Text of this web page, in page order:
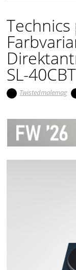
SL-40CBT
Twistedmalemag